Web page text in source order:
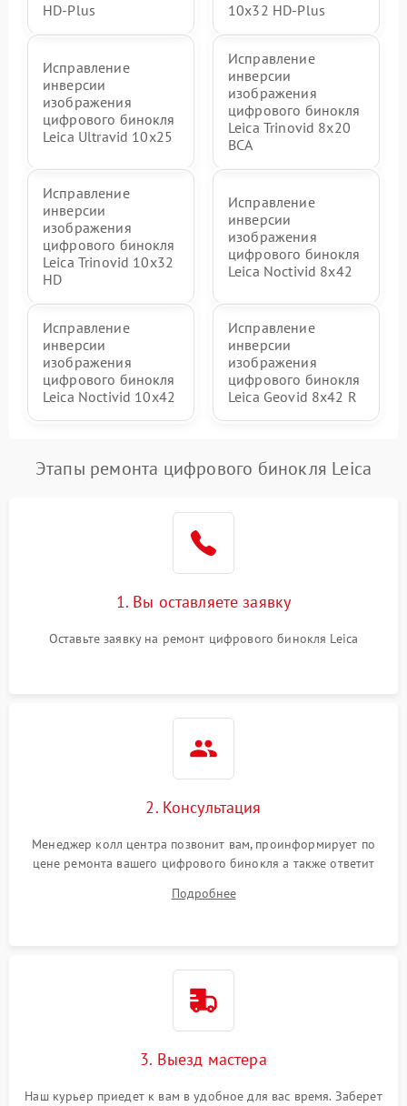
HD-Plus
10x32 HD-Plus
Исправление
инверсии
изображения
цифрового бинокля
Leica Ultravid 10x25
Исправление
инверсии
изображения
цифрового бинокля
Leica Trinovid 8x20
BCA
Исправление
инверсии
изображения
цифрового бинокля
Leica Trinovid 10x32
HD
Исправление
инверсии
изображения
цифрового бинокля
Leica Noctivid 8x42
Исправление
инверсии
изображения
цифрового бинокля
Leica Noctivid 10x42
Исправление
инверсии
изображения
цифрового бинокля
Leica Geovid 8x42 R
Этапы ремонта цифрового бинокля Leica
1. Вы оставляете заявку
Оставьте заявку на ремонт цифрового бинокля Leica
2. Консультация
Менеджер колл центра позвонит вам, проинформирует по
цене ремонта вашего цифрового бинокля а также ответит
Подробнее
3. Выезд мастера
Наш курьер приедет к вам в удобное для вас время. Заберет